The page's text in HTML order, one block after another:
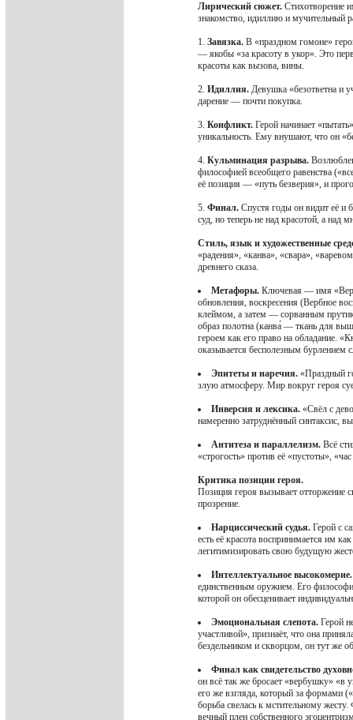
Лирический сюжет. Стихотворение
знакомство, идиллию и мучительный
1. Завязка. В «праздном гомоне»
— якобы «за красоту в укор». Это
красоты как вызова, вины.
2. Идиллия. Девушка «безответна и
дарение — почти покупка.
3. Конфликт. Герой начинает
уникальность. Ему внушают, что он
4. Кульминация разрыва.
философией всеобщего равенства
её позиция — «путь безверия», и
5. Финал. Спустя годы он видит её и
суд, но теперь не над красотой, а над
Стиль, язык и художественные
«радения», «канва», «свара»,
древнего сказа.
Метафоры. Ключевая — имя
обновления, воскресения (Вербное
клеймом, а затем — сорванным
образ полотна (канва́ — ткань для
героем как его право на обладание.
оказывается бесполезным бурлением
Эпитеты и наречия. «Праздный
злую атмосферу. Мир вокруг героя
Инверсия и лексика. «Свёл с
намеренно затруднённый синтаксис,
Антитеза и параллелизм. Всё
«строгость» против её «пустоты»,
Критика позиции героя.
Позиция героя вызывает отторжение
прозрение.
Нарциссический судья. Герой с
есть её красота воспринимается им
легитимизировать свою будущую
Интеллектуальное высокомерие.
единственным оружием. Его
которой он обесценивает
Эмоциональная слепота. Герой
участливой», признаёт, что она
бездельником и скворцом, он тут же
Финал как свидетельство
он всё так же бросает «вербушку» «в
его же взгляда, который за формами
борьба свелась к мстительному
вечный плен собственного